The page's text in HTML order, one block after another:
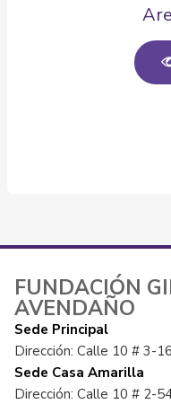
FUNDACIÓN
AVENDAÑO
Sede Principal
Dirección: Calle 10 # 3-
Sede Casa Amarilla
Dirección: Calle 10 # 2-